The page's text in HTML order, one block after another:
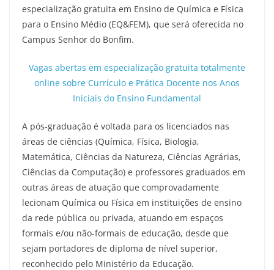
especialização gratuita em Ensino de Química e Física
para o Ensino Médio (EQ&FEM), que será oferecida no
Campus Senhor do Bonfim.
Vagas abertas em especialização gratuita totalmente
online sobre Currículo e Prática Docente nos Anos
Iniciais do Ensino Fundamental
A pós-graduação é voltada para os licenciados nas
áreas de ciências (Química, Física, Biologia,
Matemática, Ciências da Natureza, Ciências Agrárias,
Ciências da Computação) e professores graduados em
outras áreas de atuação que comprovadamente
lecionam Química ou Física em instituições de ensino
da rede pública ou privada, atuando em espaços
formais e/ou não-formais de educação, desde que
sejam portadores de diploma de nível superior,
reconhecido pelo Ministério da Educação.